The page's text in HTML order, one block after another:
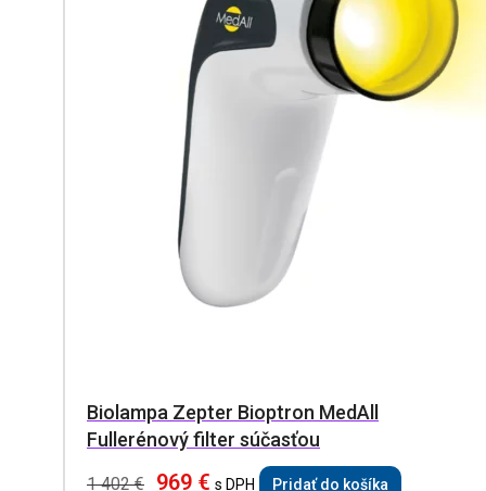
Biolampa Zepter Bioptron MedAll
Fullerénový filter súčasťou
1 402€ 969 € s DPH Pridať do košíka